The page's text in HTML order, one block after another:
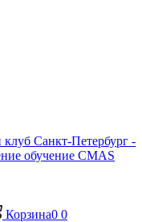
Корзина0 0